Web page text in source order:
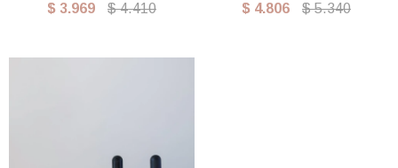
$ 3.969 $ 4.410
$ 4.806 $ 5.340